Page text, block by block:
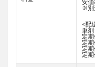
安
※別
<配
単
定
定
定
定